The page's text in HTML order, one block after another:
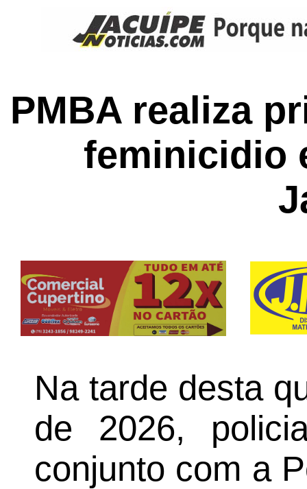
PMBA realiza
feminicidio
Na tarde desta
de 2026,
conjunto com a